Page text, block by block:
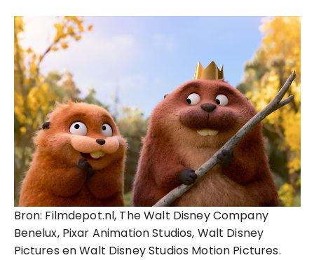
Bron: Filmdepot.nl, The Walt Disney Company
Benelux, Pixar Animation Studios, Walt Disney
Pictures en Walt Disney Studios Motion Pictures.